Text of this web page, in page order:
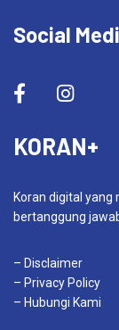
Social
KORAN+
Koran digital
bertanggung
– Disclaimer
– Privacy Policy
– Hubungi Kami